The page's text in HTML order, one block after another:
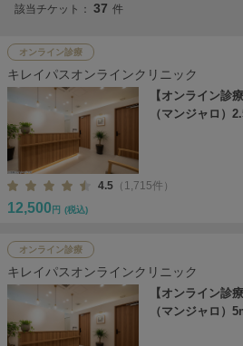
該当チケット： 37 件
オンライン診療
キレイパスオンラインクリニック
【オンライン診
（マンジャロ）
4.5 （1,715件）
12,500 円 (税込)
オンライン診療
キレイパスオンラインクリニック
【オンライン診
（マンジャロ）